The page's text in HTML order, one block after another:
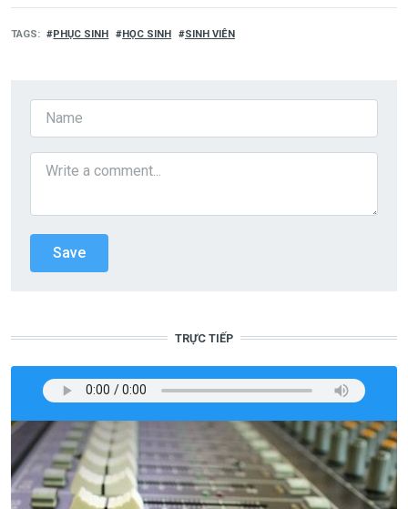
TAGS PHỤC SINH HỌC SINH SINH VIÊN
TRỰC TIẾP